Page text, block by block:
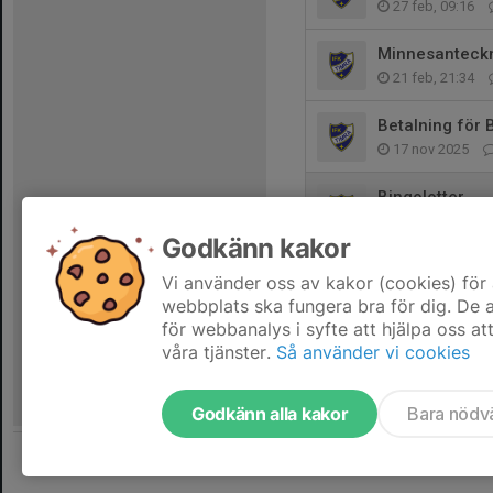
27 feb, 09:16
21 feb, 21:34
Betalning för
17 nov 2025
Bingolotter
19 okt 2025
Godkänn kakor
Vi använder oss av kakor (cookies)
webbplats ska fungera bra för dig. De
för webbanalys i syfte att hjälpa oss
våra tjänster. Så använder vi cookies
Godkänn alla kakor Bara